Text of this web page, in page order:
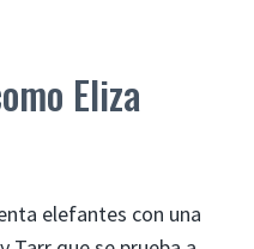
Eliza
elefantes con una